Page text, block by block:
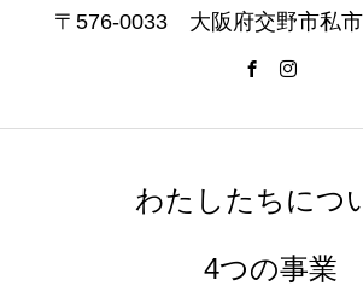
〒576-0033 大阪府交野市私市
わたしたちにつ
4つの事業